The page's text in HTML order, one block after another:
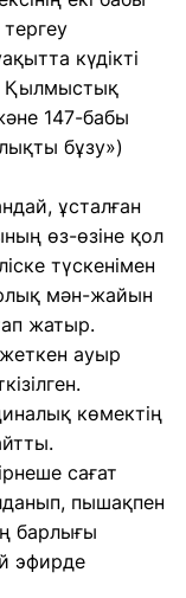
күдікті
Қылмыстық
147-бабы
бұзу»)
ұсталған
өз-өзіне қол
түскенімен
мән-жайын
жатыр.
ауыр
көмектің
сағат
пышақпен
барлығы
эфирде